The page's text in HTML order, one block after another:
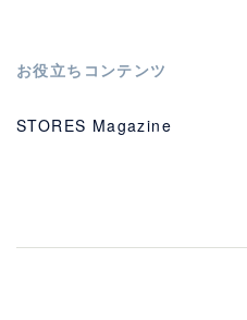
お役立ちコンテンツ
STORES Magazine